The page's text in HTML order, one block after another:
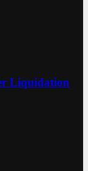
Liquidation